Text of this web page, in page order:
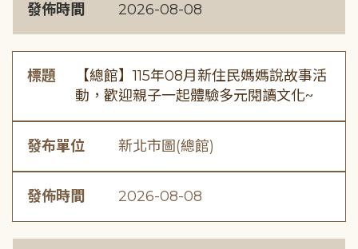
發佈時間 2026-08-08
標題
【總館】115年08月新住民媽媽說故事活
動，歡迎親子一起體驗多元閱讀文化~
發布單位 新北市圖(總館)
發佈時間 2026-08-08